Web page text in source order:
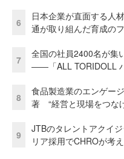
6
日本企業が直面する人
通が取り組んだ育成の
7
全国の社員2400名が集
――「ALL TORIDOLL
8
食品製造業のエンゲー
著 “経営と現場をつな
9
JTBのタレントアクイ
リア採用でCHROが考